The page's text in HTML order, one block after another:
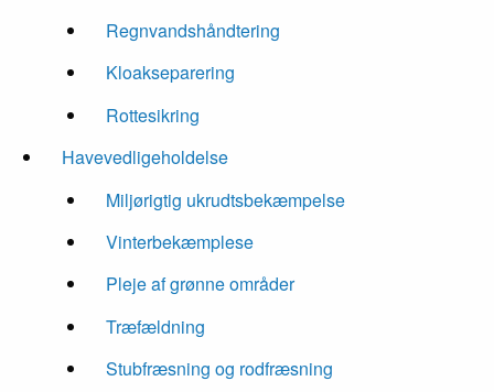
Regnvandshåndtering
Kloakseparering
Rottesikring
Havevedligeholdelse
Miljørigtig ukrudtsbekæmpelse
Vinterbekæmplese
Pleje af grønne områder
Træfældning
Stubfræsning og rodfræsning